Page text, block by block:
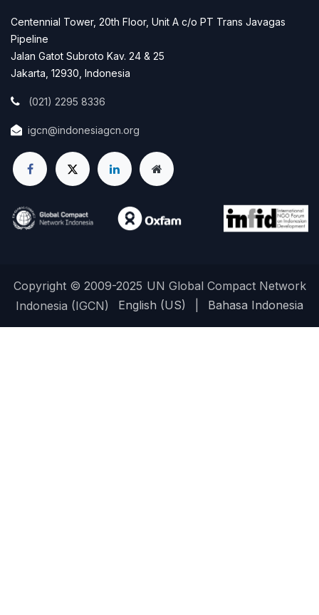
Centennial Tower, 20th Floor, Unit A c/o PT Trans Javagas
Pipeline
Jalan Gatot Subroto Kav. 24 & 25
Jakarta, 12930, Indonesia
(021) 2295 8336
igcn@indonesiagcn.org
Copyright © 2009-2025 UN Global Compact Network
Indonesia (IGCN)
English (US) Bahasa Indonesia